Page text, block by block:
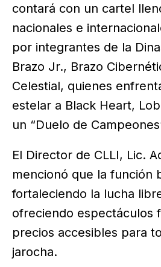
contará con un cartel
nacionales e
por integrantes de la
Brazo Jr., Brazo
Celestial, quienes
estelar a Black Heart,
un “Duelo de
El Director de CLLI, Lic.
mencionó que la función
fortaleciendo la lucha
ofreciendo espectáculos
precios accesibles para
jarocha.